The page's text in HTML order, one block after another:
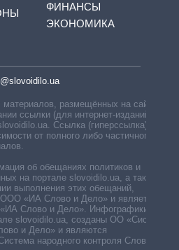
ФИНАНСЫ
ЭКОНОМИКА
размещённых на сайте,
ссылки (для интернет-изданий —
Ссылка (гиперссылка)
от полного либо частичного
об обещаниях политиков и
на портале slovoidilo.ua, а также
выполнения этих обещаний,
«ИА Слово и Дело» и является
Слово и Дело». Инфографики,
slovoidilo.ua, созданы ОО «Система
и Дело» и являются
народного контроля Слово и